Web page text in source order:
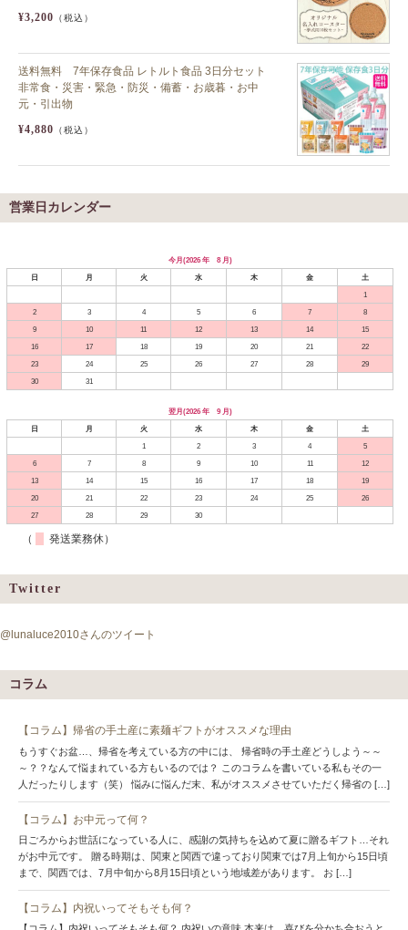
¥3,200 （税込）
送料無料 7年保存食品 レトルト食品 3日分セット
非常食・災害・緊急・防災・備蓄・お歳暮・お中
元・引出物
¥4,880 （税込）
営業日カレンダー
今月(2026 年 8 月)
日
月 火 水 木 金
土
1
2
3 4 5 6 7
8
9
10 11 12 13 14
15
16
17 18 19 20 21
22
23
24 25 26 27 28
29
30
31
翌月(2026 年 9 月)
日
月 火 水 木 金
土
1
2 3 4
5
6
7 8 9 10 11
12
13
14 15 16 17 18
19
20
21 22 23 24 25
26
27
28 29 30
（ 発送業務休）
Twitter
@lunaluce2010さんのツイート
コラム
【コラム】帰省の手土産に素麺ギフトがオススメな理由
もうすぐお盆…、帰省を考えている方の中には、 帰省時の手土産どうしよう～～
～？？なんて悩まれている方もいるのでは？ このコラムを書いている私もその一
人だったりします（笑） 悩みに悩んだ末、私がオススメさせていただく帰省の […]
【コラム】お中元って何？
日ごろからお世話になっている人に、感謝の気持ちを込めて夏に贈るギフト…それ
がお中元です。 贈る時期は、関東と関西で違っており関東では7月上旬から15日頃
まで、関西では、7月中旬から8月15日頃という地域差があります。 お […]
【コラム】内祝いってそもそも何？